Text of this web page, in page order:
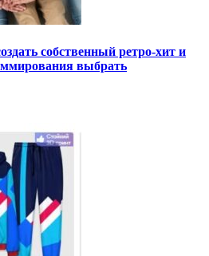
собственный ретро-хит и
выбрать